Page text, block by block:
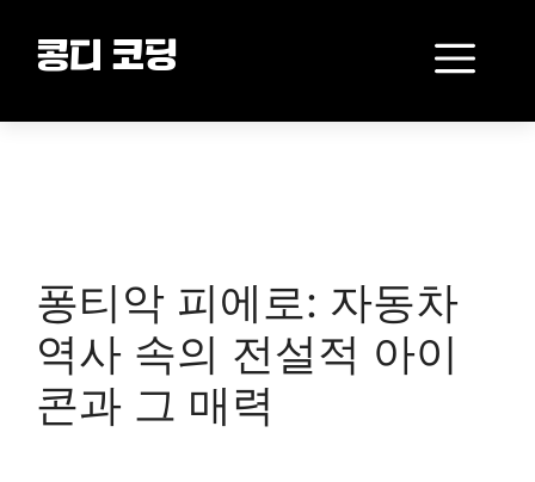
content콩디 코딩
퐁티악 피에로: 자동차
역사 속의 전설적 아이
콘과 그 매력